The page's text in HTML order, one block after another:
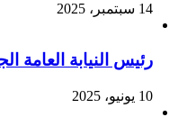
14 سبتمبر، 2025
رئيس النيابة العامة
10 يونيو، 2025